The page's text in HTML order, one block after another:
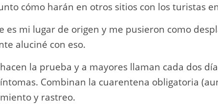
cómo harán en otros sitios con los turistas
es mi lugar de origen y me pusieron como
aluciné con eso.
la prueba y a mayores llaman cada dos
Combinan la cuarentena obligatoria
y rastreo.